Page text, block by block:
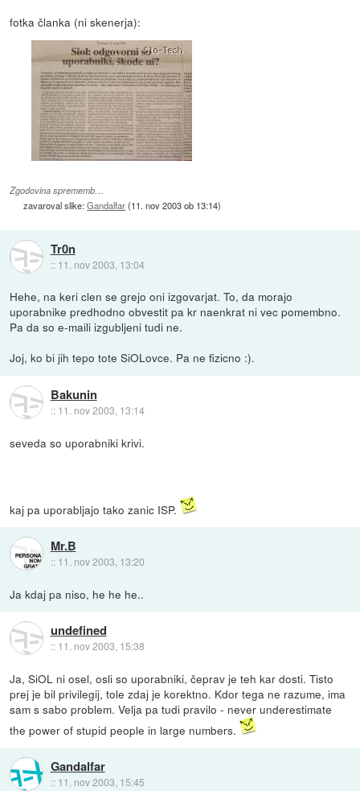
fotka članka (ni skenerja):
Zgodovina sprememb…
zavaroval slike:Gandalfar(11. nov 2003 ob 13:14)
Tr0n
:: 11. nov 2003, 13:04
Hehe, na keri clen se grejo oni izgovarjat. To, da morajo
uporabnike predhodno obvestit pa kr naenkrat ni vec pomembno.
Pa da so e-maili izgubljeni tudi ne.
Joj, ko bi jih tepo tote SiOLovce. Pa ne fizicno :).
Bakunin
:: 11. nov 2003, 13:14
seveda so uporabniki krivi.
kaj pa uporabljajo tako zanic ISP.
Mr.B
:: 11. nov 2003, 13:20
Ja kdaj pa niso, he he he..
undefined
:: 11. nov 2003, 15:38
Ja, SiOL ni osel, osli so uporabniki, čeprav je teh kar dosti. Tisto
prej je bil privilegij, tole zdaj je korektno. Kdor tega ne razume, ima
sam s sabo problem. Velja pa tudi pravilo - never underestimate
the power of stupid people in large numbers.
Gandalfar
:: 11. nov 2003, 15:45